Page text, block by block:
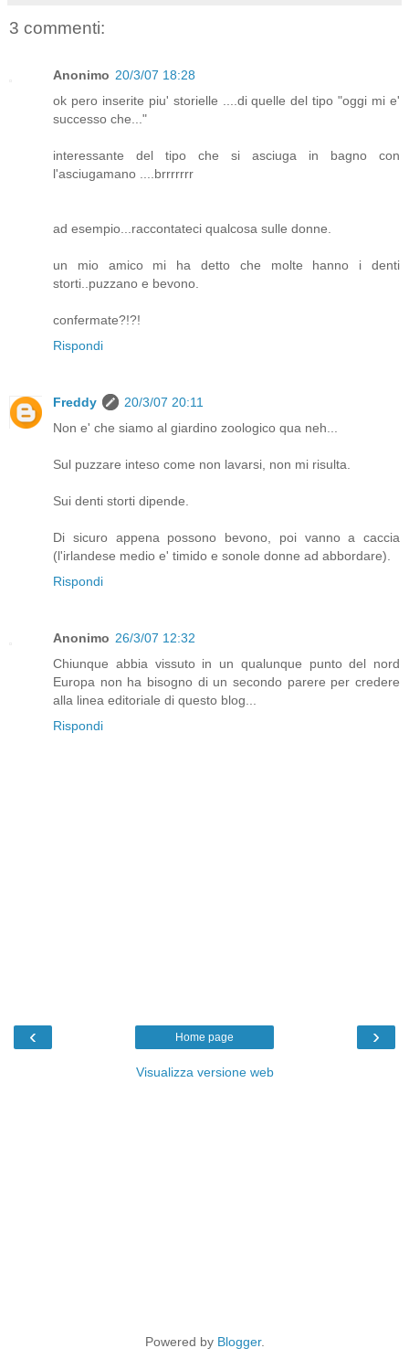
3 commenti:
Anonimo 20/3/07 18:28
ok pero inserite piu' storielle ....di quelle del tipo "oggi mi e'
successo che..."
interessante del tipo che si asciuga in bagno con
l'asciugamano ....brrrrrrr
ad esempio...raccontateci qualcosa sulle donne.
un mio amico mi ha detto che molte hanno i denti
storti..puzzano e bevono.
confermate?!?!
Rispondi
Freddy
20/3/07 20:11
Non e' che siamo al giardino zoologico qua neh...
Sul puzzare inteso come non lavarsi, non mi risulta.
Sui denti storti dipende.
Di sicuro appena possono bevono, poi vanno a caccia
(l'irlandese medio e' timido e sonole donne ad abbordare).
Rispondi
Anonimo 26/3/07 12:32
Chiunque abbia vissuto in un qualunque punto del nord
Europa non ha bisogno di un secondo parere per credere
alla linea editoriale di questo blog...
Rispondi
‹ ›
Home page
Visualizza versione web
Powered by Blogger.